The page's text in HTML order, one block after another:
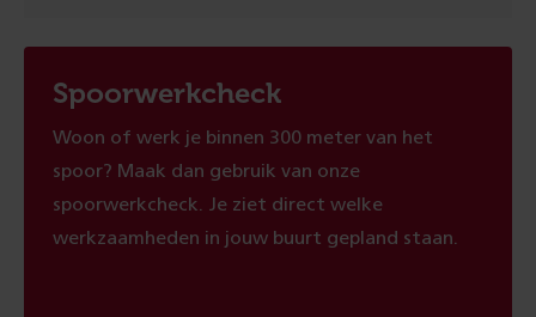
Spoorwerkcheck
Woon of werk je binnen 300 meter van het
spoor? Maak dan gebruik van onze
spoorwerkcheck. Je ziet direct welke
werkzaamheden in jouw buurt gepland staan.